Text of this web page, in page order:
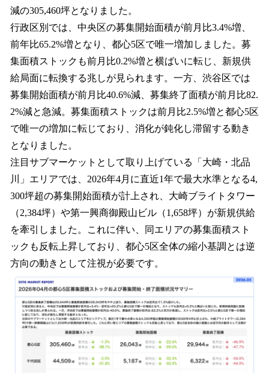
減の305,460坪となりました。
行政区別では、中央区の募集開始面積が前月比3.4%増、
前年比65.2%増となり、都心5区で唯一増加しました。募
集面積ストックも前月比0.2%増と横ばいに転じ、新規供
給局面に転換する兆しが見られます。一方、渋谷区では
募集開始面積が前月比40.6%減、募集終了面積が前月比82.
2%減と急減。募集面積ストックは前月比2.5%増と都心5区
で唯一の増加に転じており、消化が鈍化し滞留する動き
となりました。
注目サブマーケットとして取り上げている「大崎・北品
川」エリアでは、2026年4月に直近1年で最大水準となる4,
300坪超の募集開始面積が計上され、大崎ブライトタワー
（2,384坪）や第一興商御殿山ビル（1,658坪）が新規供給
を牽引しました。これに伴い、同エリアの募集面積スト
ックも反転上昇しており、都心5区全体の縮小基調とは逆
方向の動きとして注視が必要です。